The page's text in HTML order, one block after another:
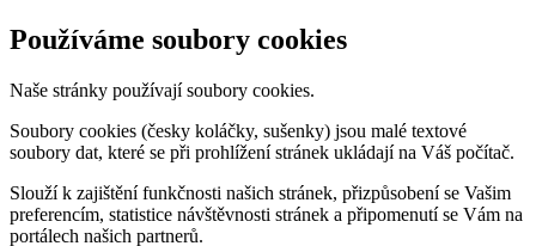
Používáme soubory cookies
Naše stránky používají soubory cookies.
Soubory cookies (česky koláčky, sušenky) jsou malé textové
soubory dat, které se při prohlížení stránek ukládají na Váš počítač.
Slouží k zajištění funkčnosti našich stránek, přizpůsobení se Vašim
preferencím, statistice návštěvnosti stránek a připomenutí se Vám na
portálech našich partnerů.